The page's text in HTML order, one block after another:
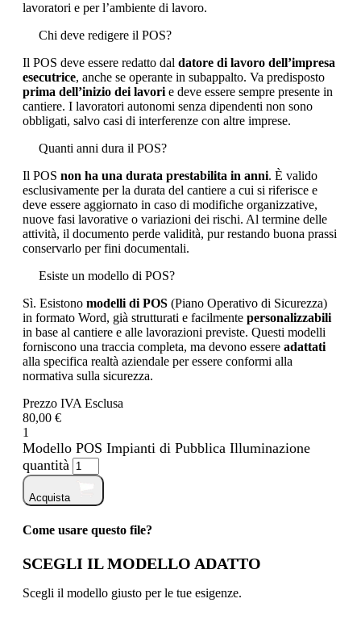
lavoratori e per l’ambiente di lavoro.
Chi deve redigere il POS?
Il POS deve essere redatto dal datore di lavoro dell’impresa
esecutrice, anche se operante in subappalto. Va predisposto
prima dell’inizio dei lavori e deve essere sempre presente in
cantiere. I lavoratori autonomi senza dipendenti non sono
obbligati, salvo casi di interferenze con altre imprese.
Quanti anni dura il POS?
Il POS non ha una durata prestabilita in anni. È valido
esclusivamente per la durata del cantiere a cui si riferisce e
deve essere aggiornato in caso di modifiche organizzative,
nuove fasi lavorative o variazioni dei rischi. Al termine delle
attività, il documento perde validità, pur restando buona prassi
conservarlo per fini documentali.
Esiste un modello di POS?
Sì. Esistono modelli di POS (Piano Operativo di Sicurezza)
in formato Word, già strutturati e facilmente personalizzabili
in base al cantiere e alle lavorazioni previste. Questi modelli
forniscono una traccia completa, ma devono essere adattati
alla specifica realtà aziendale per essere conformi alla
normativa sulla sicurezza.
Prezzo IVA Esclusa
80,00 €
1
Modello POS Impianti di Pubblica Illuminazione
quantità
Acquista
Come usare questo file?
SCEGLI IL MODELLO ADATTO
Scegli il modello giusto per le tue esigenze.